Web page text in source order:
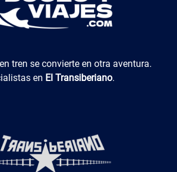
tren se convierte en otra aventura.
en El Transiberiano.